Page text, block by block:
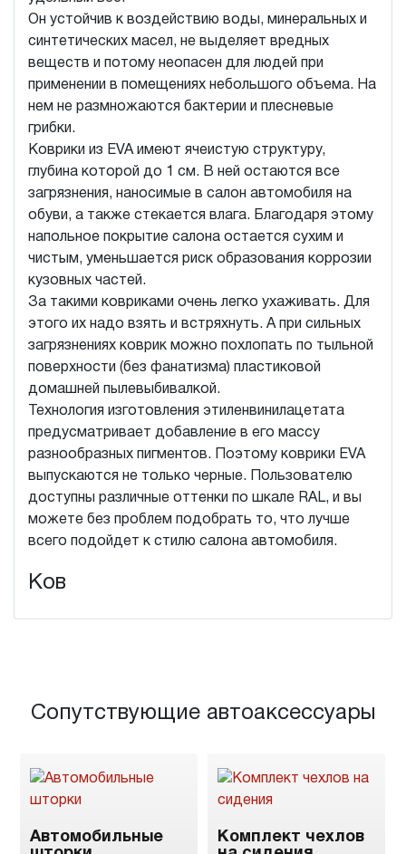
Он устойчив к воздействию воды, минеральных и
синтетических масел, не выделяет вредных
веществ и потому неопасен для людей при
применении в помещениях небольшого объема. На
нем не размножаются бактерии и плесневые
грибки.
Коврики из EVA имеют ячеистую структуру,
глубина которой до 1 см. В ней остаются все
загрязнения, наносимые в салон автомобиля на
обуви, а также стекается влага. Благодаря этому
напольное покрытие салона остается сухим и
чистым, уменьшается риск образования коррозии
кузовных частей.
За такими ковриками очень легко ухаживать. Для
этого их надо взять и встряхнуть. А при сильных
загрязнениях коврик можно похлопать по тыльной
поверхности (без фанатизма) пластиковой
домашней пылевыбивалкой.
Технология изготовления этиленвинилацетата
предусматривает добавление в его массу
разнообразных пигментов. Поэтому коврики EVA
выпускаются не только черные. Пользователю
доступны различные оттенки по шкале RAL, и вы
можете без проблем подобрать то, что лучше
всего подойдет к стилю салона автомобиля.
Ков
Сопутствующие автоаксессуары
Автомобильные
Комплект чехлов